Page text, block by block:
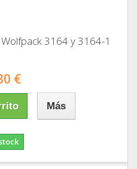
3164 y 3164-1
€
Más